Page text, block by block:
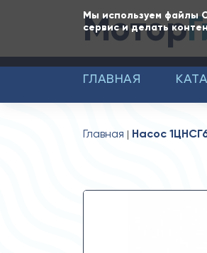
Мы используем файлы
сервис и делать
Мотор
ГЛАВНАЯ
Главная Насос